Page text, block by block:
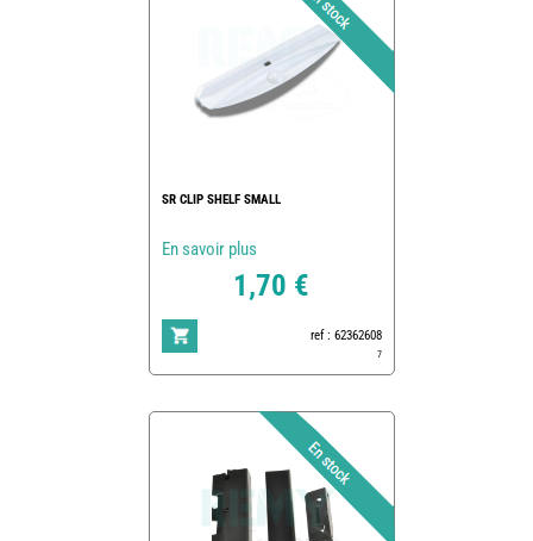
SR CLIP SHELF SMALL
En savoir plus
1,70 €
ref : 62362608
7